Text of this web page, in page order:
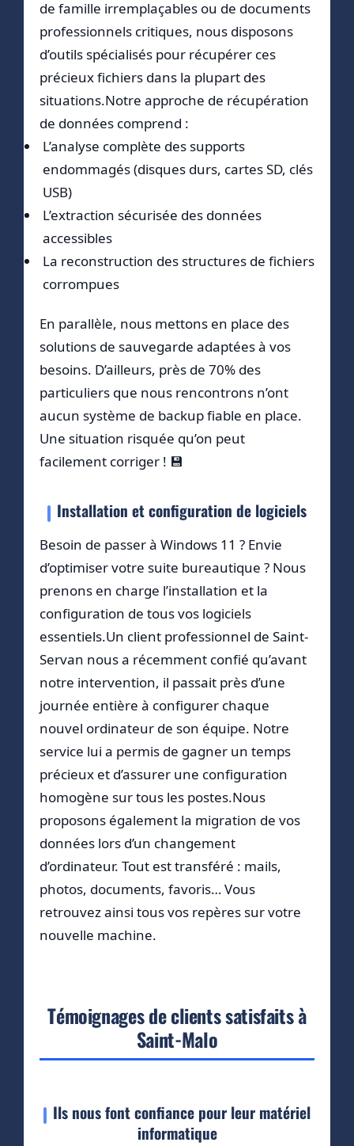
de famille irremplaçables ou de documents
professionnels critiques, nous disposons
d’outils spécialisés pour récupérer ces
précieux fichiers dans la plupart des
situations.Notre approche de récupération
de données comprend :
L’analyse complète des supports
endommagés (disques durs, cartes SD, clés
USB)
L’extraction sécurisée des données
accessibles
La reconstruction des structures de fichiers
corrompues
En parallèle, nous mettons en place des
solutions de sauvegarde adaptées à vos
besoins. D’ailleurs, près de 70% des
particuliers que nous rencontrons n’ont
aucun système de backup fiable en place.
Une situation risquée qu’on peut
facilement corriger ! 💾
Installation et configuration de logiciels
Besoin de passer à Windows 11 ? Envie
d’optimiser votre suite bureautique ? Nous
prenons en charge l’installation et la
configuration de tous vos logiciels
essentiels.Un client professionnel de Saint-
Servan nous a récemment confié qu’avant
notre intervention, il passait près d’une
journée entière à configurer chaque
nouvel ordinateur de son équipe. Notre
service lui a permis de gagner un temps
précieux et d’assurer une configuration
homogène sur tous les postes.Nous
proposons également la migration de vos
données lors d’un changement
d’ordinateur. Tout est transféré : mails,
photos, documents, favoris… Vous
retrouvez ainsi tous vos repères sur votre
nouvelle machine.
Témoignages de clients satisfaits à
Saint-Malo
Ils nous font confiance pour leur matériel
informatique